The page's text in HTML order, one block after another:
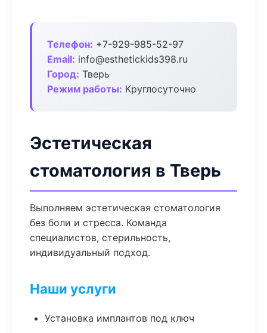
Телефон: +7-929-985-52-97
Email: info@esthetickids398.ru
Город: Тверь
Режим работы: Круглосуточно
Эстетическая
стоматология в Тверь
Выполняем эстетическая стоматология
без боли и стресса. Команда
специалистов, стерильность,
индивидуальный подход.
Наши услуги
Установка имплантов под ключ